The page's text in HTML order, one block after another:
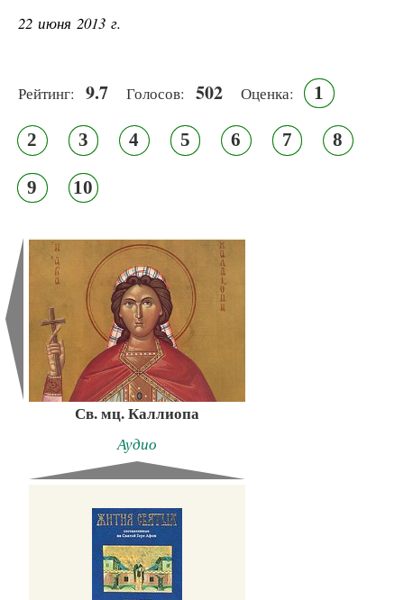
22 июня 2013 г.
Рейтинг: 9.7 Голосов: 502 Оценка: 1
2 3 4 5 6 7 8
9 10
Св. мц. Каллиопа
Аудио